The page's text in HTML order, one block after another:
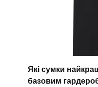
Які сумки
базовим